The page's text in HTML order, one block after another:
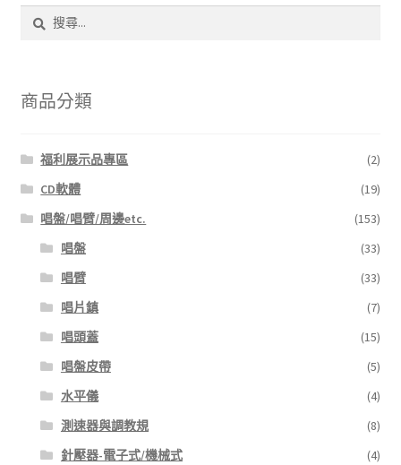
字:
商品分類
福利展示品專區
(2)
CD軟體
(19)
唱盤/唱臂/周邊etc.
(153)
唱盤
(33)
唱臂
(33)
唱片鎮
(7)
唱頭蓋
(15)
唱盤皮帶
(5)
水平儀
(4)
測速器與調教規
(8)
針壓器-電子式/機械式
(4)